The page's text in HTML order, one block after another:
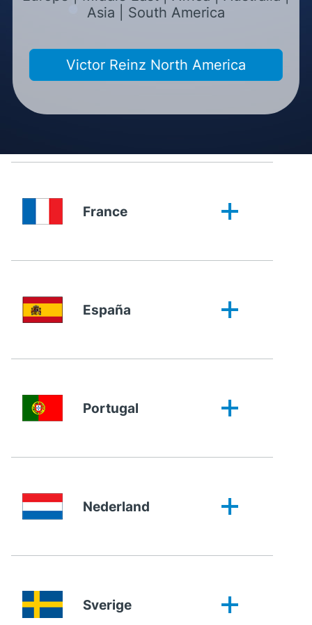
Great Britain
Italia
France
España
Portugal
Nederland
Sverige
Asia | South America
Victor Reinz North America